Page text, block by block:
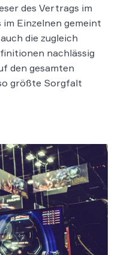
des Vertrags im
Einzelnen gemeint
die zugleich
nachlässig
den gesamten
größte Sorgfalt